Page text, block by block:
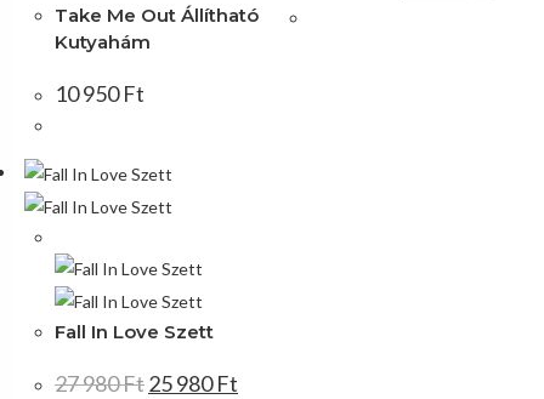
Take Me Out Állítható
Kutyahám
10 950Ft
Fall In Love Szett
27 980Ft25 980Ft